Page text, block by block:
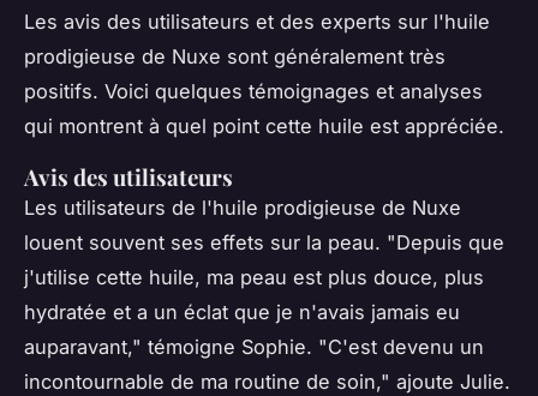
Les avis des utilisateurs et des experts sur l'huile
prodigieuse de Nuxe sont généralement très
positifs. Voici quelques témoignages et analyses
qui montrent à quel point cette huile est appréciée.
Avis des utilisateurs
Les utilisateurs de l'huile prodigieuse de Nuxe
louent souvent ses effets sur la peau. "Depuis que
j'utilise cette huile, ma peau est plus douce, plus
hydratée et a un éclat que je n'avais jamais eu
auparavant," témoigne Sophie. "C'est devenu un
incontournable de ma routine de soin," ajoute Julie.